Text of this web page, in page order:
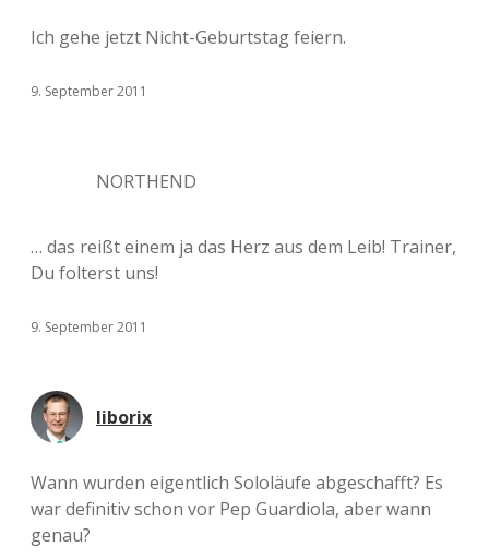
Ich gehe jetzt Nicht-Geburtstag feiern.
9. September 2011
NORTHEND
… das reißt einem ja das Herz aus dem Leib! Trainer,
Du folterst uns!
9. September 2011
liborix
Wann wurden eigentlich Sololäufe abgeschafft? Es
war definitiv schon vor Pep Guardiola, aber wann
genau?